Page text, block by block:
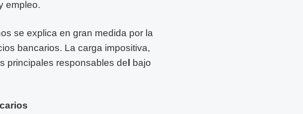
empleo.
se explica en gran medida por la
bancarios. La carga impositiva,
principales responsables del bajo